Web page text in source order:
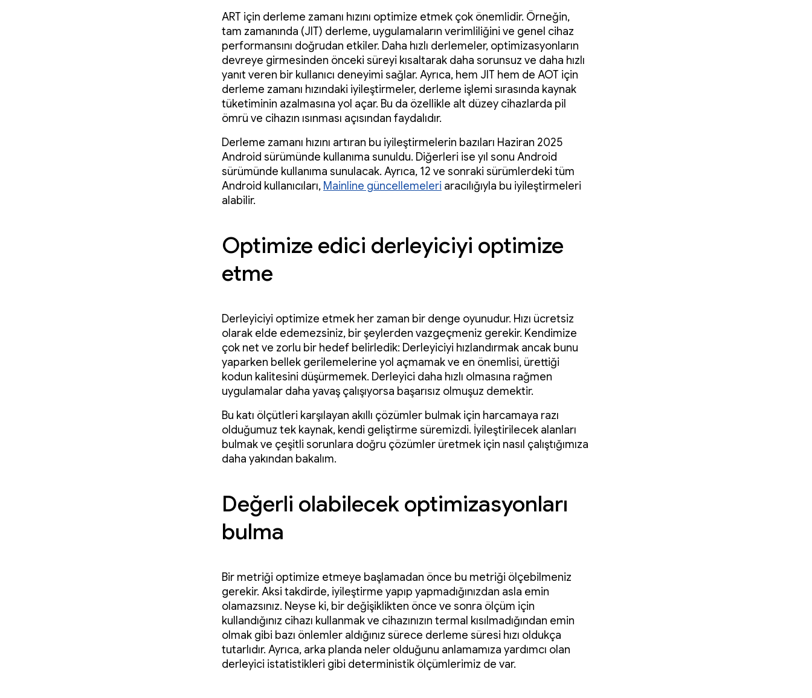
ART için derleme zamanı hızını optimize etmek çok önemlidir. Örneğin,
tam zamanında (JIT) derleme, uygulamaların verimliliğini ve genel cihaz
performansını doğrudan etkiler. Daha hızlı derlemeler, optimizasyonların
devreye girmesinden önceki süreyi kısaltarak daha sorunsuz ve daha hızlı
yanıt veren bir kullanıcı deneyimi sağlar. Ayrıca, hem JIT hem de AOT için
derleme zamanı hızındaki iyileştirmeler, derleme işlemi sırasında kaynak
tüketiminin azalmasına yol açar. Bu da özellikle alt düzey cihazlarda pil
ömrü ve cihazın ısınması açısından faydalıdır.
Derleme zamanı hızını artıran bu iyileştirmelerin bazıları Haziran 2025
Android sürümünde kullanıma sunuldu. Diğerleri ise yıl sonu Android
sürümünde kullanıma sunulacak. Ayrıca, 12 ve sonraki sürümlerdeki tüm
Android kullanıcıları, Mainline güncellemeleri aracılığıyla bu iyileştirmeleri
alabilir.
Optimize edici derleyiciyi optimize
etme
Derleyiciyi optimize etmek her zaman bir denge oyunudur. Hızı ücretsiz
olarak elde edemezsiniz, bir şeylerden vazgeçmeniz gerekir. Kendimize
çok net ve zorlu bir hedef belirledik: Derleyiciyi hızlandırmak ancak bunu
yaparken bellek gerilemelerine yol açmamak ve en önemlisi, ürettiği
kodun kalitesini düşürmemek. Derleyici daha hızlı olmasına rağmen
uygulamalar daha yavaş çalışıyorsa başarısız olmuşuz demektir.
Bu katı ölçütleri karşılayan akıllı çözümler bulmak için harcamaya razı
olduğumuz tek kaynak, kendi geliştirme süremizdi. İyileştirilecek alanları
bulmak ve çeşitli sorunlara doğru çözümler üretmek için nasıl çalıştığımıza
daha yakından bakalım.
Değerli olabilecek optimizasyonları
bulma
Bir metriği optimize etmeye başlamadan önce bu metriği ölçebilmeniz
gerekir. Aksi takdirde, iyileştirme yapıp yapmadığınızdan asla emin
olamazsınız. Neyse ki, bir değişiklikten önce ve sonra ölçüm için
kullandığınız cihazı kullanmak ve cihazınızın termal kısılmadığından emin
olmak gibi bazı önlemler aldığınız sürece derleme süresi hızı oldukça
tutarlıdır. Ayrıca, arka planda neler olduğunu anlamamıza yardımcı olan
derleyici istatistikleri gibi deterministik ölçümlerimiz de var.